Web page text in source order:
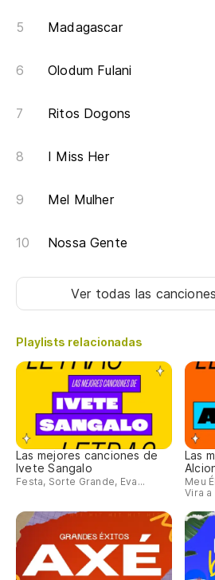
Madagascar
Olodum Fulani
Ritos Dogons
I Miss Her
Mel Mulher
Nossa Gente
Ver todas las
Playlists relacionadas
Las mejores canciones de
Ivete Sangalo
Festa, Sorte Grande, Eva...
Las
Meu
Vira a